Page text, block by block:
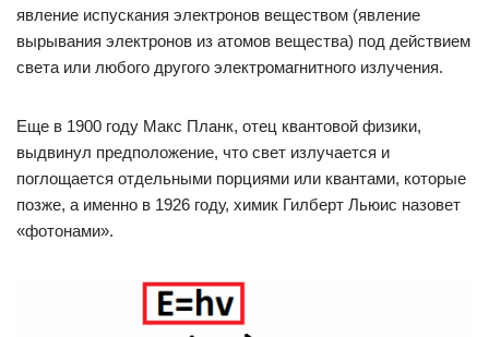
явление испускания электронов веществом (явление
вырывания электронов из атомов вещества) под действием
света или любого другого электромагнитного излучения.
Еще в 1900 году Макс Планк, отец квантовой физики,
выдвинул предположение, что свет излучается и
поглощается отдельными порциями или квантами, которые
позже, а именно в 1926 году, химик Гилберт Льюис назовет
«фотонами».